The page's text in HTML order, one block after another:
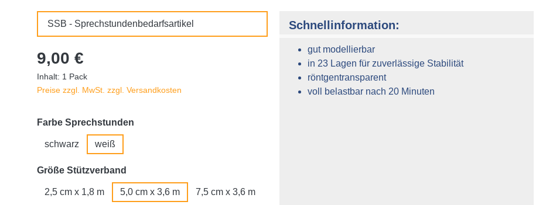
SSB - Sprechstundenbedarfsartikel
9,00 €
Inhalt: 1 Pack
Preise zzgl. MwSt. zzgl. Versandkosten
Farbe Sprechstunden
schwarz weiß
Größe Stützverband
2,5 cm x 1,8 m 5,0 cm x 3,6 m
7,5 cm x 3,6 m
Schnellinformation:
gut modellierbar
in 23 Lagen für zuverlässige Stabilität
röntgentransparent
voll belastbar nach 20 Minuten